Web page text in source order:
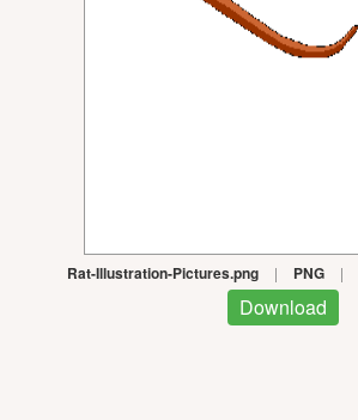
Rat-Illustration-Pictures.png | PNG |
Download